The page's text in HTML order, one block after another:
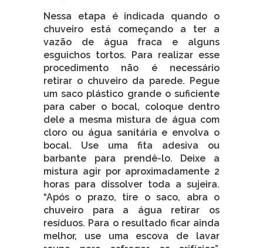
Nessa etapa é indicada quando o
chuveiro está começando a ter a
vazão de água fraca e alguns
esguichos tortos. Para realizar esse
procedimento não é necessário
retirar o chuveiro da parede. Pegue
um saco plástico grande o suficiente
para caber o bocal, coloque dentro
dele a mesma mistura de água com
cloro ou água sanitária e envolva o
bocal. Use uma fita adesiva ou
barbante para prendê-lo. Deixe a
mistura agir por aproximadamente 2
horas para dissolver toda a sujeira.
“Após o prazo, tire o saco, abra o
chuveiro para a água retirar os
resíduos. Para o resultado ficar ainda
melhor, use uma escova de lavar